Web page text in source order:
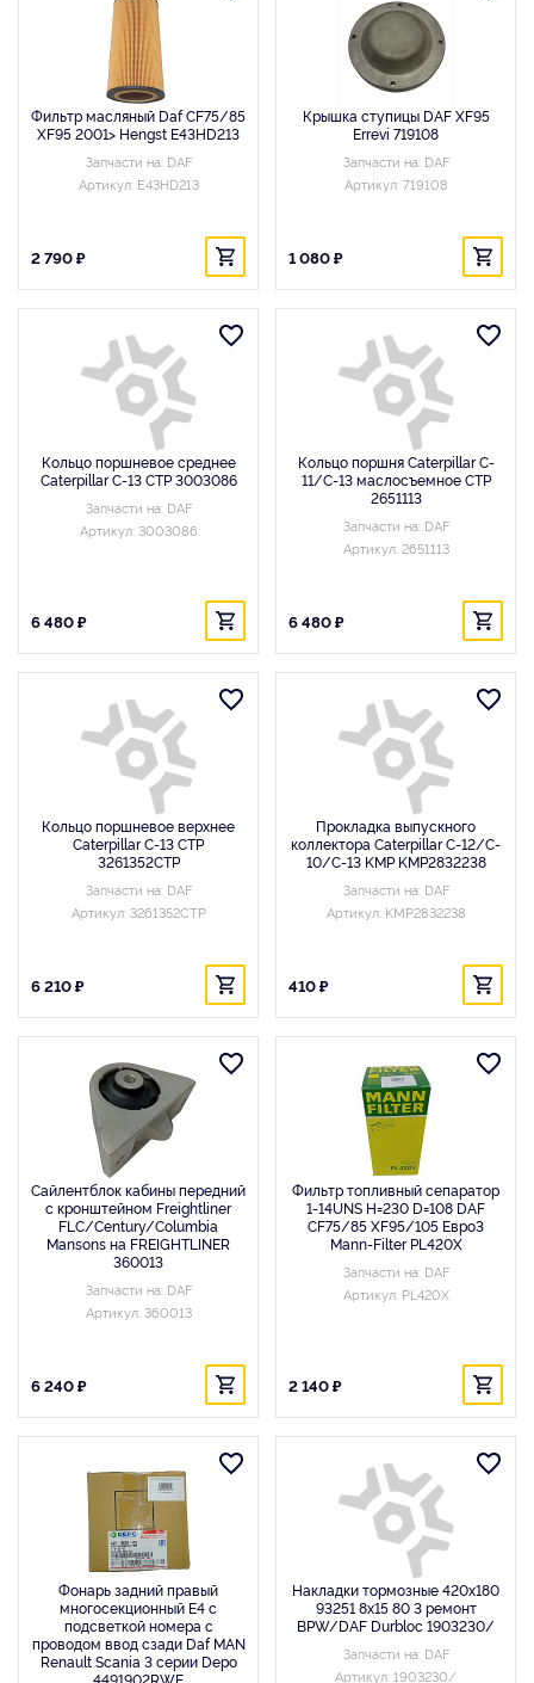
Фильтр масляный Daf CF75/85
XF95 2001> Hengst E43HD213
Запчасти на: DAF
Артикул: E43HD213
2 790 ₽
Крышка ступицы DAF XF95
Errevi 719108
Запчасти на: DAF
Артикул: 719108
1 080 ₽
Кольцо поршневое среднее
Caterpillar C-13 CTP 3003086
Запчасти на: DAF
Артикул: 3003086
6 480 ₽
Кольцо поршня Caterpillar C-
11/C-13 маслосъемное CTP
2651113
Запчасти на: DAF
Артикул: 2651113
6 480 ₽
Кольцо поршневое верхнее
Caterpillar C-13 CTP
3261352CTP
Запчасти на: DAF
Артикул: 3261352CTP
6 210 ₽
Прокладка выпускного
коллектора Caterpillar C-12/C-
10/C-13 KMP KMP2832238
Запчасти на: DAF
Артикул: KMP2832238
410 ₽
Сайлентблок кабины передний
с кронштейном Freightliner
FLC/Century/Columbia
Mansons на FREIGHTLINER
360013
Запчасти на: DAF
Артикул: 360013
6 240 ₽
Фильтр топливный сепаратор
1-14UNS H=230 D=108 DAF
CF75/85 XF95/105 Евро3
Mann-Filter PL420X
Запчасти на: DAF
Артикул: PL420X
2 140 ₽
Фонарь задний правый
многосекционный E4 с
подсветкой номера с
проводом ввод сзади Daf MAN
Renault Scania 3 серии Depo
4491902RWE
Накладки тормозные 420x180
93251 8x15 80 3 ремонт
BPW/DAF Durbloc 1903230/
Запчасти на: DAF
Артикул: 1903230/